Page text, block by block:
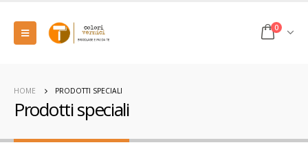
0
HOME PRODOTTI SPECIALI
Prodotti speciali